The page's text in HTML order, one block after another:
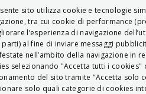
sito utilizza cookie e tecnologie
tra cui cookie di performance
l’esperienza di navigazione
parti) al fine di inviare messaggi
nell’ambito della navigazione in
selezionando "Accetta tutti i
del sito tramite "Accetta solo
solo quali categorie di cookies